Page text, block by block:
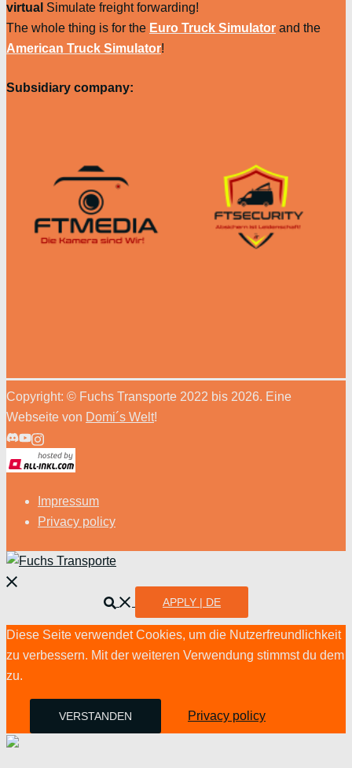
virtual Simulate freight forwarding!
The whole thing is for the Euro Truck Simulator and the
American Truck Simulator!
Subsidiary company:
Copyright: © Fuchs Transporte 2022 bis 2026. Eine
Webseite von Domi´s Welt!
Impressum
Privacy policy
Menü
Suche APPLY | DE
Diese Seite verwendet Cookies, um die Nutzerfreundlichkeit
zu verbessern. Mit der weiteren Verwendung stimmst du dem
zu.
VERSTANDEN Privacy policy